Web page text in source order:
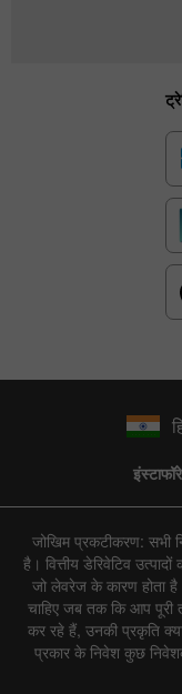
जोखिम प्रकटीकरण: सभी
है। वित्तीय डेरिवेटिव
जो लेवरेज के कारण होता
चाहिए जब तक कि आप
कर रहे हैं, उनकी प्रकृति
प्रकार के निवेश कुछ